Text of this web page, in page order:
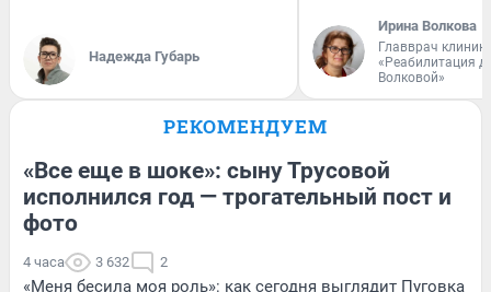
Надежда Губарь
Ирина Волкова
Главврач
«Реабилитация
Волковой»
РЕКОМЕНДУЕМ
«Все еще в шоке»: сыну Трусовой
исполнился год — трогательный пост и
фото
4 часа 3 632 2
«Меня бесила моя роль»: как сегодня выглядит Пуговка